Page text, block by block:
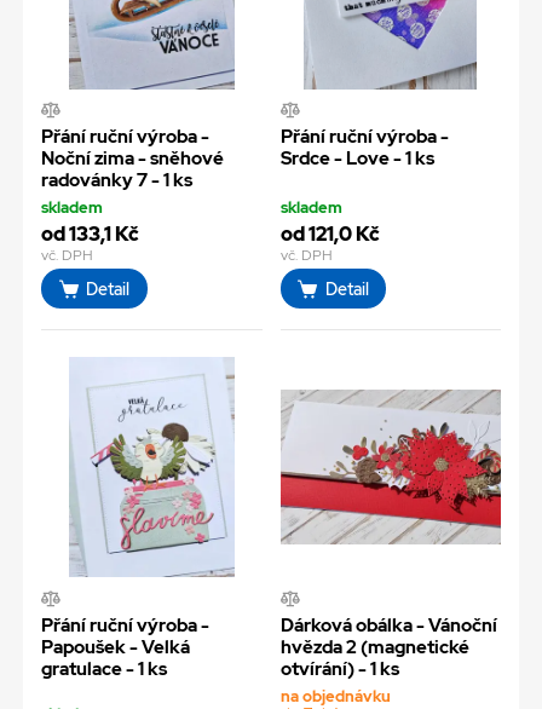
Přání ruční výroba -
Noční zima - sněhové
radovánky 7 - 1 ks
skladem
od 133,1 Kč
vč. DPH
Detail
Přání ruční výroba -
Srdce - Love - 1 ks
skladem
od 121,0 Kč
vč. DPH
Detail
Přání ruční výroba -
Papoušek - Velká
gratulace - 1 ks
Dárková obálka - Vánoční
hvězda 2 (magnetické
otvírání) - 1 ks
na objednávku